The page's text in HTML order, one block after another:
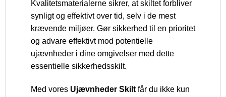
Kvalitetsmaterialerne sikrer, at skiltet forbliver
synligt og effektivt over tid, selv i de mest
krævende miljøer. Gør sikkerhed til en prioritet
og advare effektivt mod potentielle
ujævnheder i dine omgivelser med dette
essentielle sikkerhedsskilt.
Med vores Ujævnheder Skilt får du ikke kun